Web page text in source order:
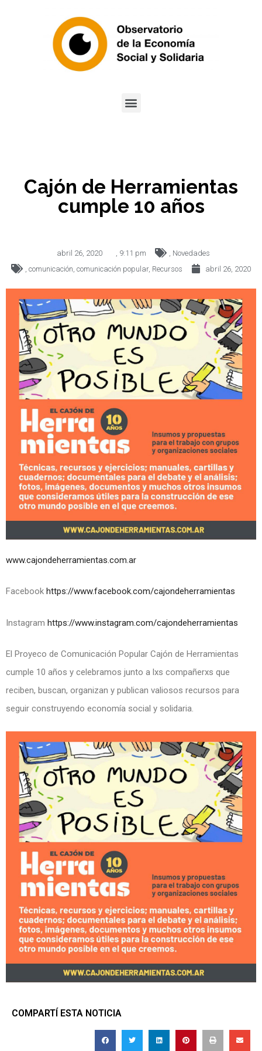
Cajón de Herramientas
cumple 10 años
abril 26, 2020 9:11 pm
Novedades
comunicación comunicación popular, Recursos abril 26, 2020
www.cajondeherramientas.com.ar
Facebook https://www.facebook.com/cajondeherramientas
Instagram https://www.instagram.com/cajondeherramientas
El Proyeco de Comunicación Popular Cajón de Herramientas
cumple 10 años y celebramos junto a lxs compañerxs que
reciben, buscan, organizan y publican valiosos recursos para
seguir construyendo economía social y solidaria.
COMPARTÍ ESTA NOTICIA